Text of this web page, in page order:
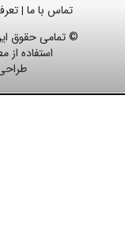
تماس با ما |
© تمامی حقوق
استفاده